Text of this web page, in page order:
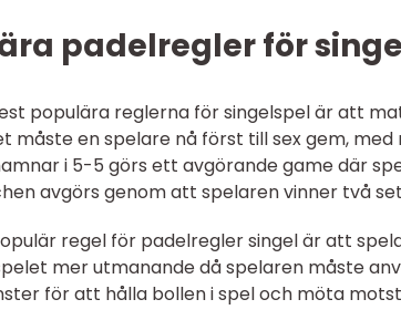
padelregler för
populära reglerna för singelspel är att
måste en spelare nå först till sex gem,
i 5-5 görs ett avgörande game där
avgörs genom att spelaren vinner två
regel för padelregler singel är att
mer utmanande då spelaren måste
för att hålla bollen i spel och möta